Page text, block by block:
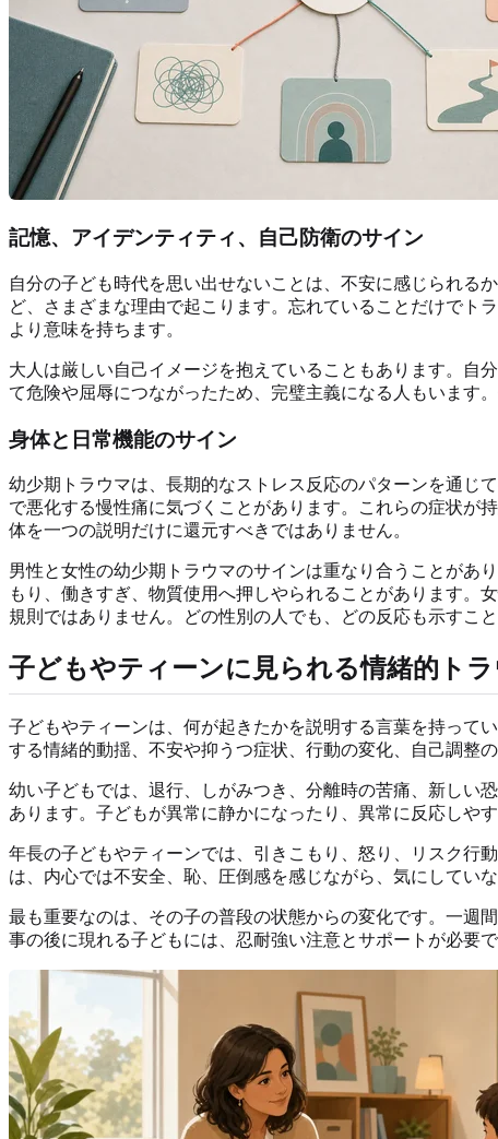
記憶、アイデンティティ、自己防衛のサイン
自分の子ども時代を思い出せないことは、不安に感じられる
ど、さまざまな理由で起こります。忘れていることだけでト
より意味を持ちます。
大人は厳しい自己イメージを抱えていることもあります。自
て危険や屈辱につながったため、完璧主義になる人もいます
身体と日常機能のサイン
幼少期トラウマは、長期的なストレス反応のパターンを通じ
で悪化する慢性痛に気づくことがあります。これらの症状が
体を一つの説明だけに還元すべきではありません。
男性と女性の幼少期トラウマのサインは重なり合うことがあ
もり、働きすぎ、物質使用へ押しやられることがあります。
規則ではありません。どの性別の人でも、どの反応も示すこと
子どもやティーンに見られる情緒的ト
子どもやティーンは、何が起きたかを説明する言葉を持って
する情緒的動揺、不安や抑うつ症状、行動の変化、自己調整
幼い子どもでは、退行、しがみつき、分離時の苦痛、新しい
あります。子どもが異常に静かになったり、異常に反応しや
年長の子どもやティーンでは、引きこもり、怒り、リスク行
は、内心では不安全、恥、圧倒感を感じながら、気にしてい
最も重要なのは、その子の普段の状態からの変化です。一週
事の後に現れる子どもには、忍耐強い注意とサポートが必要で